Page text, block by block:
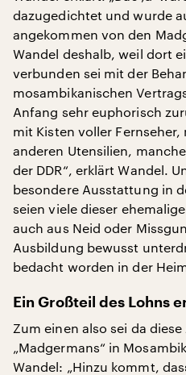
dazugedichtet und wurde
angekommen von den
Wandel deshalb, weil dort
verbunden sei mit der
mosambikanischen
Anfang sehr euphorisch
mit Kisten voller
anderen Utensilien,
der DDR“, erklärt Wandel.
besondere Ausstattung in
seien viele dieser
auch aus Neid oder
Ausbildung bewusst
bedacht worden in der
Ein Großteil des Lohns
Zum einen also sei da
„Madgermans“ in
Wandel: „Hinzu kommt,